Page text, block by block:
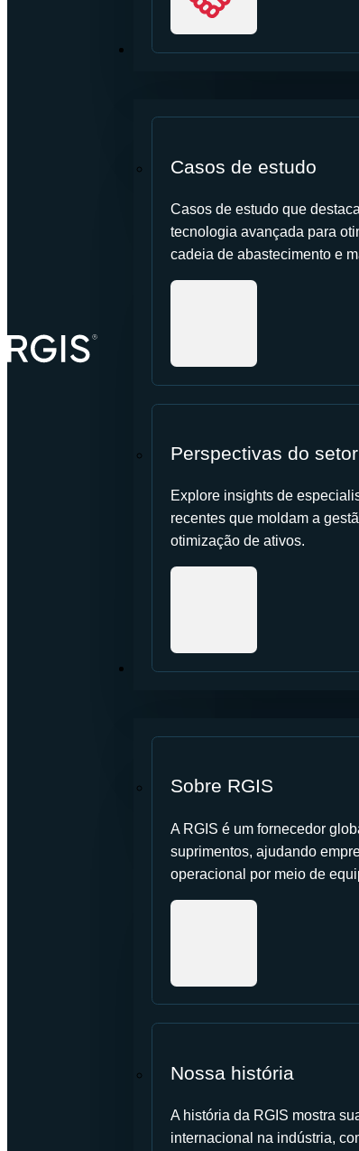
RECURSOS
Casos de estudo
Casos de estudo que
tecnologia avançada para
cadeia de abastecimento e
Perspectivas do setor
Explore insights de
recentes que moldam a
otimização de ativos.
SOBRE NÓS
Sobre RGIS
A RGIS é um fornecedor
suprimentos, ajudando
operacional por meio de
Nossa história
A história da RGIS mostra
internacional na indústria,